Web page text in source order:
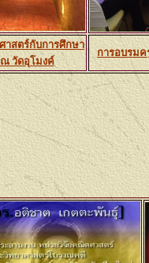
สตร์กับการศึกษา
วัดอุโมงค์
การอบรมค